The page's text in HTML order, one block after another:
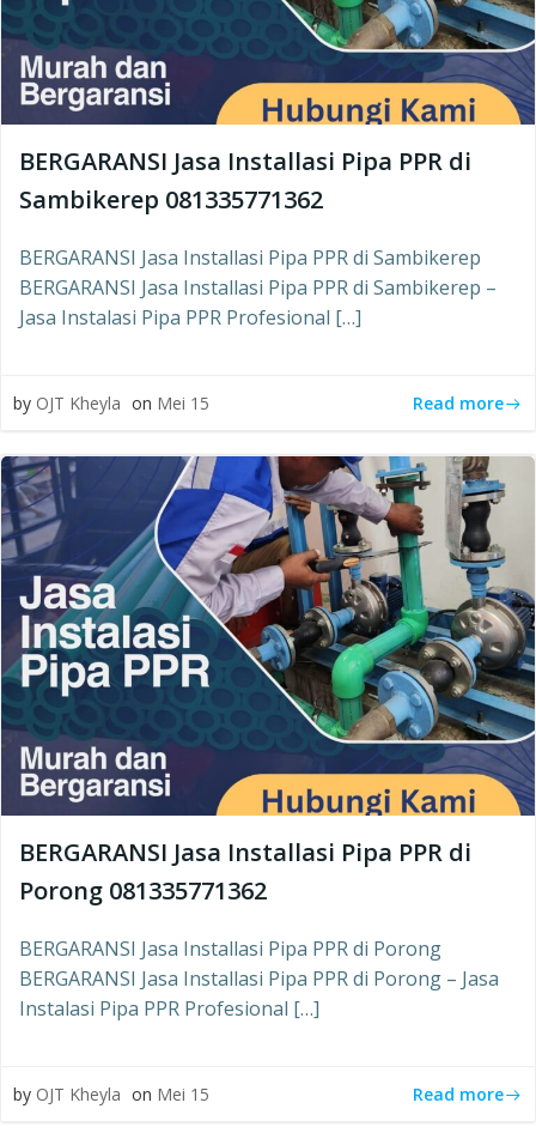
BERGARANSI Jasa Installasi Pipa PPR di
Sambikerep 081335771362
BERGARANSI Jasa Installasi Pipa PPR di Sambikerep
BERGARANSI Jasa Installasi Pipa PPR di Sambikerep –
Jasa Instalasi Pipa PPR Profesional […]
by OJT Kheyla on Mei 15 Read more
BERGARANSI Jasa Installasi Pipa PPR di
Porong 081335771362
BERGARANSI Jasa Installasi Pipa PPR di Porong
BERGARANSI Jasa Installasi Pipa PPR di Porong – Jasa
Instalasi Pipa PPR Profesional […]
by OJT Kheyla on Mei 15 Read more